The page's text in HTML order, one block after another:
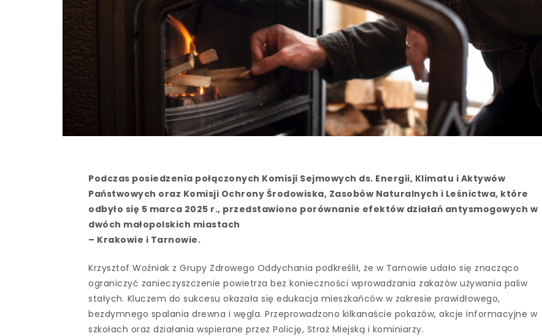
Podczas posiedzenia połączonych Komisji Sejmowych ds. Energii, Klimatu i Aktywów
Państwowych oraz Komisji Ochrony Środowiska, Zasobów Naturalnych i Leśnictwa, które
odbyło się 5 marca 2025 r., przedstawiono porównanie efektów działań antysmogowych w
dwóch małopolskich miastach
– Krakowie i Tarnowie.
Krzysztof Woźniak z Grupy Zdrowego Oddychania podkreślił, że w Tarnowie udało się znacząco
ograniczyć zanieczyszczenie powietrza bez konieczności wprowadzania zakazów używania paliw
stałych. Kluczem do sukcesu okazała się edukacja mieszkańców w zakresie prawidłowego,
bezdymnego spalania drewna i węgla. Przeprowadzono kilkanaście pokazów, akcje informacyjne w
szkołach oraz działania wspierane przez Policję, Straż Miejską i kominiarzy.